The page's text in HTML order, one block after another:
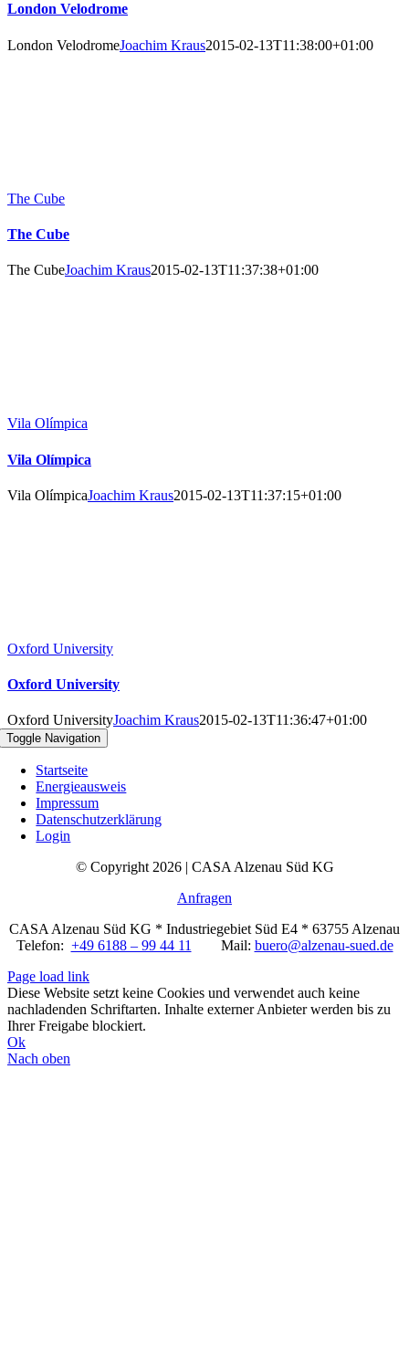
London Velodrome
London VelodromeJoachim Kraus2015-02-13T11:38:00+01:00
The Cube
The Cube
The CubeJoachim Kraus2015-02-13T11:37:38+01:00
Vila Olímpica
Vila Olímpica
Vila OlímpicaJoachim Kraus2015-02-13T11:37:15+01:00
Oxford University
Oxford University
Oxford UniversityJoachim Kraus2015-02-13T11:36:47+01:00
Toggle Navigation
Startseite
Energieausweis
Impressum
Datenschutzerklärung
Login
© Copyright 2026 | CASA Alzenau Süd KG
Anfragen
CASA Alzenau Süd KG * Industriegebiet Süd E4 * 63755 Alzenau
Telefon: +49 6188 – 99 44 11 Mail: buero@alzenau-sued.de
Page load link
Diese Website setzt keine Cookies und verwendet auch keine
nachladenden Schriftarten. Inhalte externer Anbieter werden bis zu
Ihrer Freigabe blockiert.
Ok
Nach oben